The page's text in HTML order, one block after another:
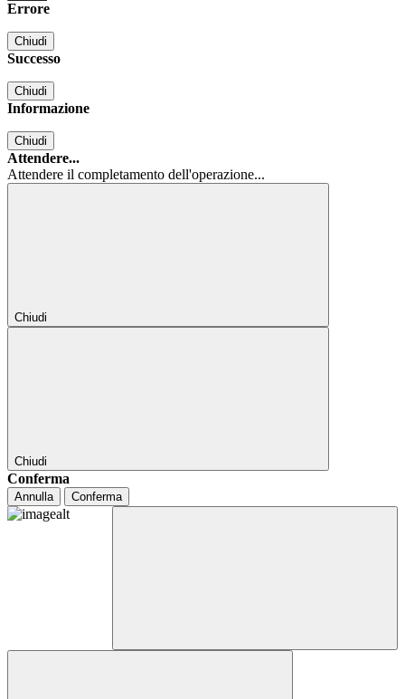
Errore
Chiudi
Successo
Chiudi
Informazione
Chiudi
Attendere...
Attendere il completamento dell'operazione...
Chiudi
Chiudi
Conferma
Annulla Conferma